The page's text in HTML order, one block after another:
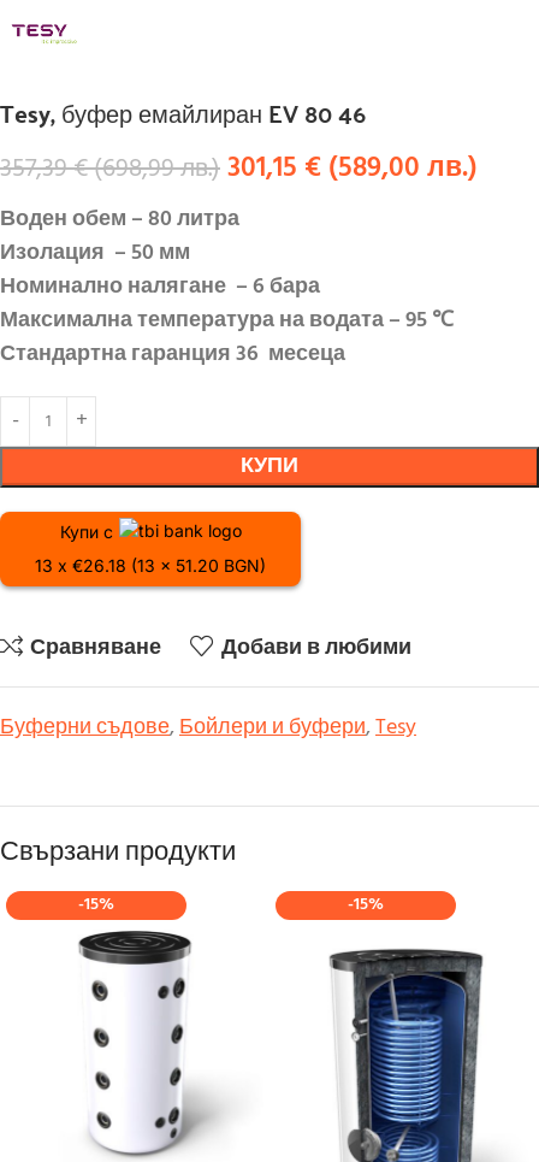
Tesy, буфер емайлиран EV 80 46
357,39€(698,99лв.)301,15 €(589,00лв.)
Воден обем – 80 литра
Изолация – 50 мм
Номинално налягане – 6 бара
Максимална температура на водата – 95℃
Стандартна гаранция 36 месеца
КУПИ
Купи с
13 x €26.18 (13 x 51.20 BGN)
Сравняване Добави в любими
Буферни съдове,Бойлери и буфери,Tesy
Свързани продукти
-15% -15%